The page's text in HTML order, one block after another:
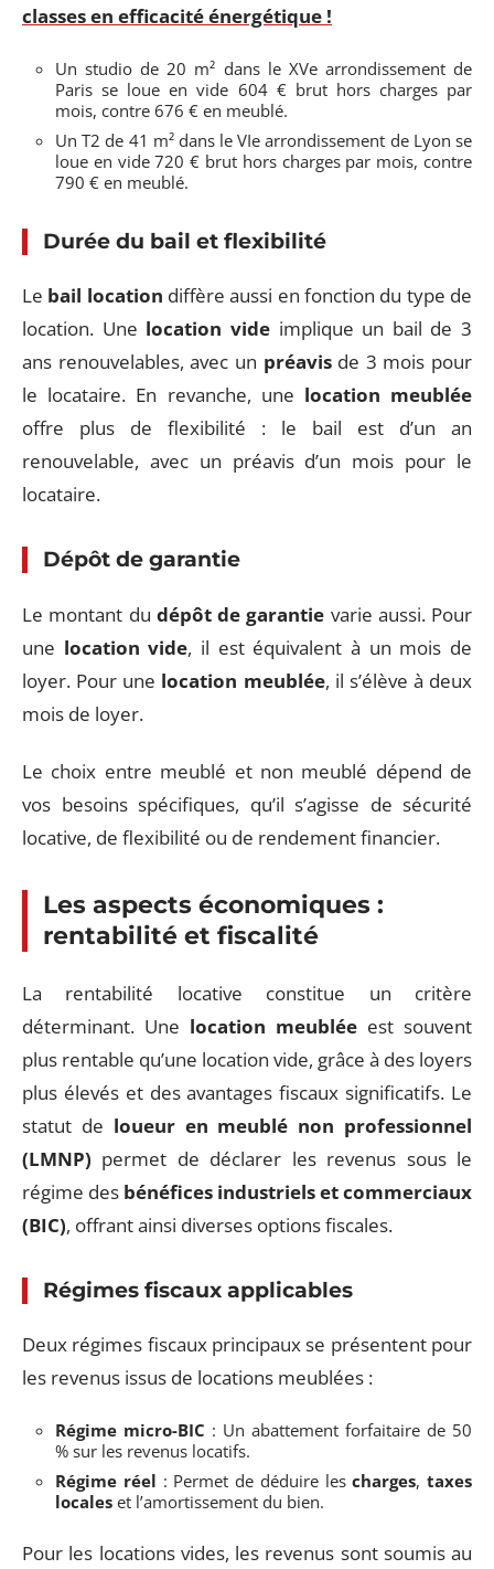
classes en efficacité énergétique !
Un studio de 20 m² dans le XVe arrondissement de
Paris se loue en vide 604 € brut hors charges par
mois, contre 676 € en meublé.
Un T2 de 41 m² dans le VIe arrondissement de Lyon se
loue en vide 720 € brut hors charges par mois, contre
790 € en meublé.
Durée du bail et flexibilité
Le bail location diffère aussi en fonction du type de
location. Une location videimplique un bail de 3
ans renouvelables, avec un préavisde 3 mois pour
le locataire. En revanche, une location meublée
offre plus de flexibilité : le bail est d’un an
renouvelable, avec un préavis d’un mois pour le
locataire.
Dépôt de garantie
Le montant du dépôt de garantie varie aussi. Pour
une location vide, il est équivalent à un mois de
loyer. Pour une location meublée, il s’élève à deux
mois de loyer.
Le choix entre meublé et non meublé dépend de
vos besoins spécifiques, qu’il s’agisse de sécurité
locative, de flexibilité ou de rendement financier.
Les aspects économiques :
rentabilité et fiscalité
La rentabilité locative constitue un critère
déterminant. Une location meublée est souvent
plus rentable qu’une location vide, grâce à des loyers
plus élevés et des avantages fiscaux significatifs. Le
statut de loueur en meublé non professionnel
(LMNP) permet de déclarer les revenus sous le
régime des bénéfices industriels et commerciaux
(BIC), offrant ainsi diverses options fiscales.
Régimes fiscaux applicables
Deux régimes fiscaux principaux se présentent pour
les revenus issus de locations meublées :
Régime micro-BIC : Un abattement forfaitaire de 50
% sur les revenus locatifs.
Régime réel : Permet de déduire lescharges, taxes
locales et l’amortissement du bien.
Pour les locations vides, les revenus sont soumis au